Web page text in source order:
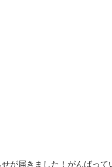
が届きました！がんばっ